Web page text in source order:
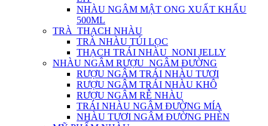
NHÀU NGÂM MẬT ONG XUẤT KHẨU
500ML
TRÀ_THẠCH NHÀU
TRÀ NHÀU TÚI LỌC
THẠCH TRÁI NHÀU_NONI JELLY
NHÀU NGÂM RƯỢU_NGÂM ĐƯỜNG
RƯỢU NGÂM TRÁI NHÀU TƯƠI
RƯỢU NGÂM TRÁI NHÀU KHÔ
RƯỢU NGÂM RỄ NHÀU
TRÁI NHÀU NGÂM ĐƯỜNG MÍA
NHÀU TƯƠI NGÂM ĐƯỜNG PHÈN